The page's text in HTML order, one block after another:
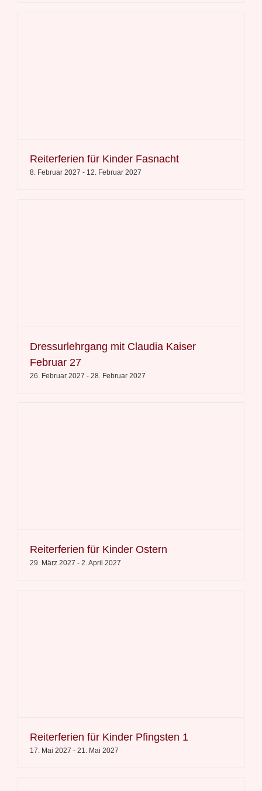
Reiterferien für Kinder Fasnacht
8. Februar 2027 - 12. Februar 2027
Dressurlehrgang mit Claudia Kaiser
Februar 27
26. Februar 2027 - 28. Februar 2027
Reiterferien für Kinder Ostern
29. März 2027 - 2. April 2027
Reiterferien für Kinder Pfingsten 1
17. Mai 2027 - 21. Mai 2027